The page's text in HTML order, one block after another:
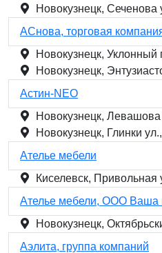
Новокузнецк, Сеченова
АСнова, торговая
Новокузнецк, Уклонный
Новокузнецк,
Астин-NEO
Новокузнецк,
Новокузнецк, Глинки
Ателье мебели
Киселевск, Привольная
Ателье мебели, ООО Ваша
Новокузнецк,
Аэлита, группа компаний